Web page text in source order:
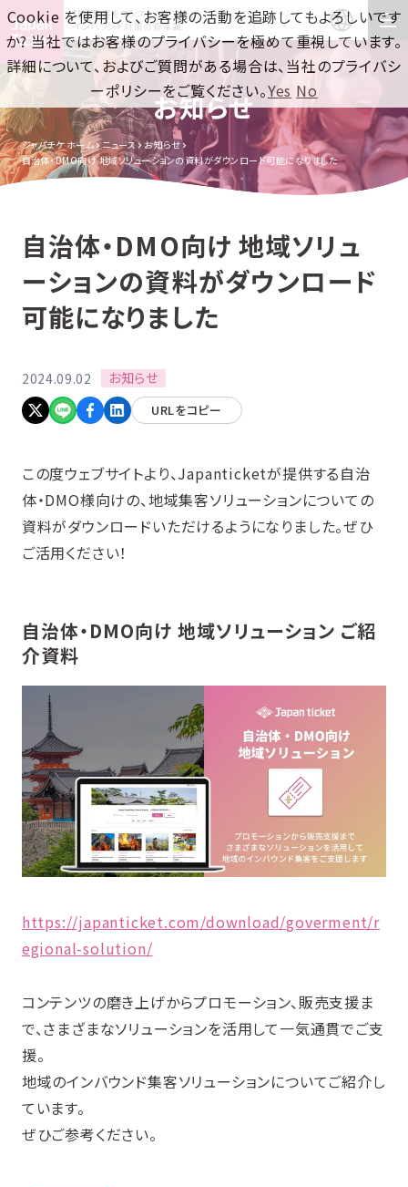
訪日集客をワンストップで！
インバウンド対策の新常識
お知らせ
ジャパチケ ホーム ニュース
お知らせ
自治体・DMO向け 地域ソリューションの資料がダウンロード可能になりました
自治体・DMO向け 地域ソリュ
ーションの資料がダウンロード
可能になりました
2024.09.02 お知らせ
URLをコピー
この度ウェブサイトより、Japanticketが提供する自治
体・DMO様向けの、地域集客ソリューションについての
資料がダウンロードいただけるようになりました。ぜひ
ご活用ください！
自治体・DMO向け 地域ソリューション ご紹
介資料
https://japanticket.com/download/goverment/r
egional-solution/
コンテンツの磨き上げからプロモーション、販売支援ま
で、さまざまなソリューションを活用して一気通貫でご支
援。
地域のインバウンド集客ソリューションについてご紹介し
ています。
ぜひご参考ください。
Cookie を使用して、お客様の活動を追跡してもよろしいです
か? 当社ではお客様のプライバシーを極めて重視しています。
詳細について、およびご質問がある場合は、当社のプライバシ
ーポリシーをご覧ください。Yes No